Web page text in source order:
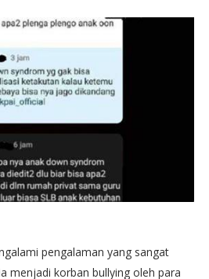
pengalaman yang sangat
menjadi korban bullying oleh para